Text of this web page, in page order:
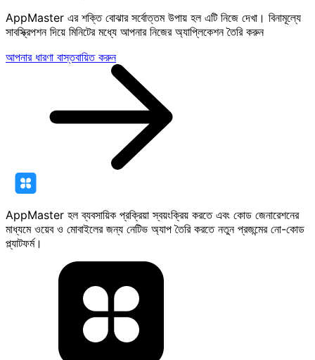
AppMaster এর শক্তি বোঝার সর্বোত্তম উপায় হল এটি নিজে দেখা। বিনামূল্যে
সাবস্ক্রিপশন দিয়ে মিনিটের মধ্যে আপনার নিজের অ্যাপ্লিকেশন তৈরি করুন
আপনার ধারণা বাস্তবায়িত করুন
AppMaster হল ব্যবসায়িক প্রক্রিয়া স্বয়ংক্রিয় করতে এবং কোড জেনারেশনের
মাধ্যমে ওয়েব ও মোবাইলের জন্য নেটিভ অ্যাপ তৈরি করতে নতুন প্রজন্মের নো-কোড
প্ল্যাটফর্ম।